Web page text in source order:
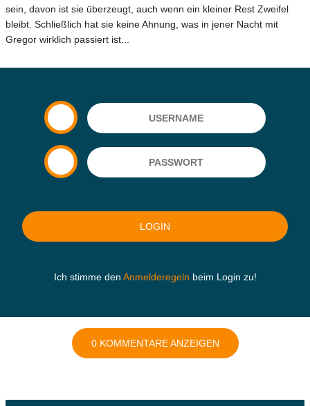
sein, davon ist sie überzeugt, auch wenn ein kleiner Rest Zweifel
bleibt. Schließlich hat sie keine Ahnung, was in jener Nacht mit
Gregor wirklich passiert ist...
Ich stimme den Anmelderegeln beim Login zu!
0 KOMMENTARE ANZEIGEN